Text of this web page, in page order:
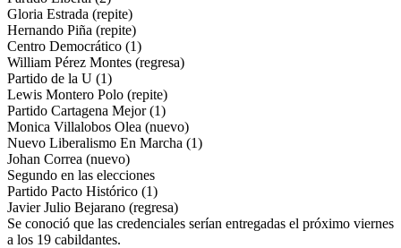
Gloria Estrada (repite)
Hernando Piña (repite)
Centro Democrático (1)
William Pérez Montes (regresa)
Partido de la U (1)
Lewis Montero Polo (repite)
Partido Cartagena Mejor (1)
Monica Villalobos Olea (nuevo)
Nuevo Liberalismo En Marcha (1)
Johan Correa (nuevo)
Segundo en las elecciones
Partido Pacto Histórico (1)
Javier Julio Bejarano (regresa)
Se conoció que las credenciales serían entregadas el próximo viernes
a los 19 cabildantes.